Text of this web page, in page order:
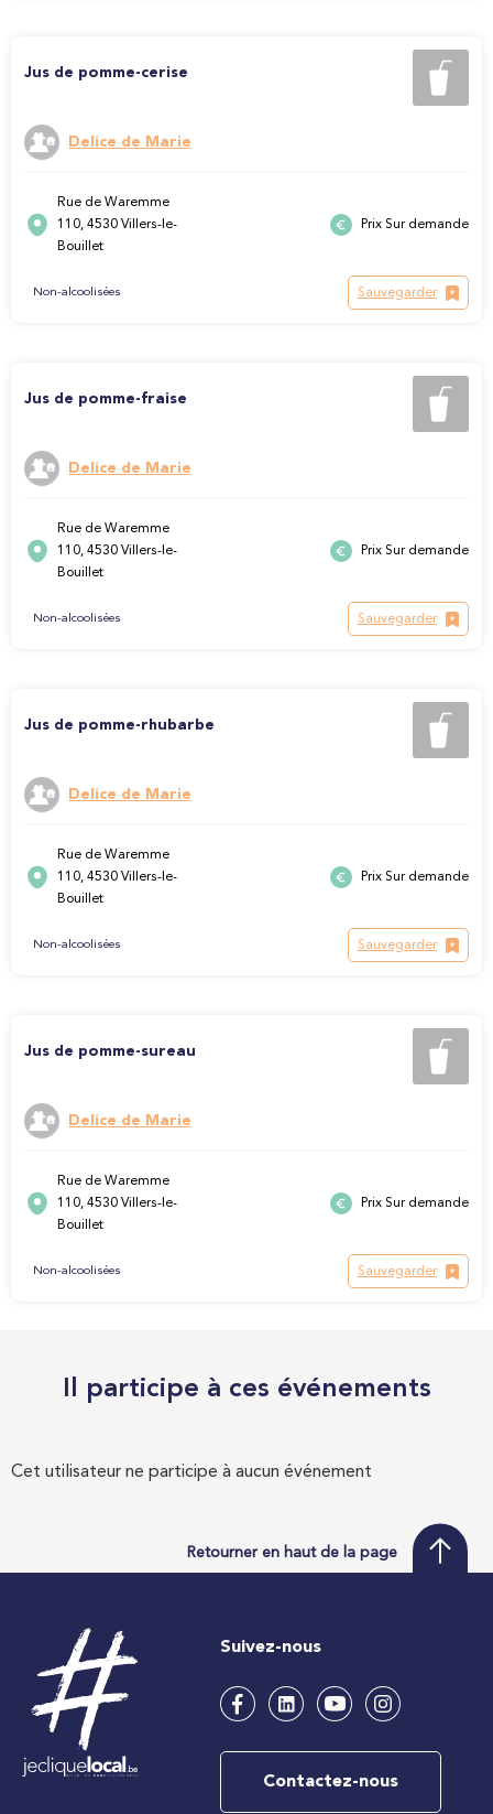
Jus de pomme-cerise
Delice de Marie
Rue de Waremme
110, 4530 Villers-le-
Bouillet
Prix Sur demande
Non-alcoolisées Sauvegarder
Jus de pomme-fraise
Delice de Marie
Rue de Waremme
110, 4530 Villers-le-
Bouillet
Prix Sur demande
Non-alcoolisées Sauvegarder
Jus de pomme-rhubarbe
Delice de Marie
Rue de Waremme
110, 4530 Villers-le-
Bouillet
Prix Sur demande
Non-alcoolisées Sauvegarder
Jus de pomme-sureau
Delice de Marie
Rue de Waremme
110, 4530 Villers-le-
Bouillet
Prix Sur demande
Non-alcoolisées Sauvegarder
Il participe à ces événements
Cet utilisateur ne participe à aucun événement
Retourner en haut de la page
Suivez-nous
Contactez-nous